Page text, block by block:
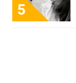
5